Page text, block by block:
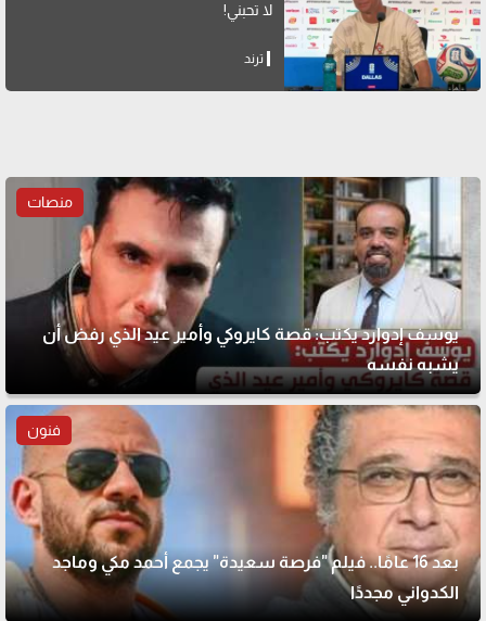
لا تحبني!
ترند
منصات
يوسف إدوارد يكتب: قصة كايروكي وأمير عيد الذي رفض أن
يشبه نفسه
فنون
بعد 16 عامًا.. فيلم "فرصة سعيدة" يجمع أحمد مكي وماجد
الكدواني مجددًا